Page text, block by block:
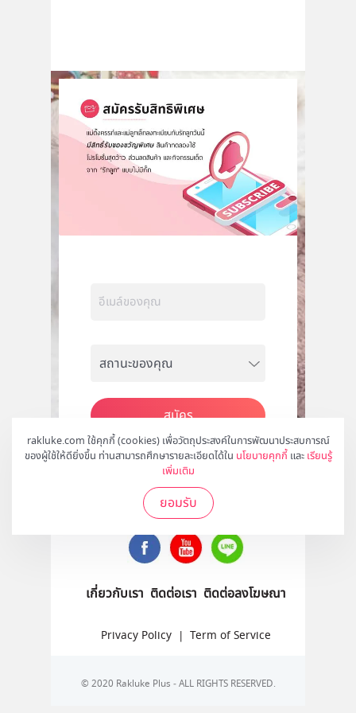
rakluke.com ใช้คุกกี้ (cookies) เพื่อวัตถุประสงค์ในการพัฒนาประสบการณ์
ของผู้ใช้ให้ดียิ่งขึ้น ท่านสามารถศึกษารายละเอียดได้ใน นโยบายคุกกี้ และ เรียนรู้
เพิ่มเติม
ยอมรับ
สมัคร
ติดตามเราได้ที่
เกี่ยวกับเรา ติดต่อเรา ติดต่อลงโฆษณา
Privacy Policy | Term of Service
© 2020 Rakluke Plus - ALL RIGHTS RESERVED.